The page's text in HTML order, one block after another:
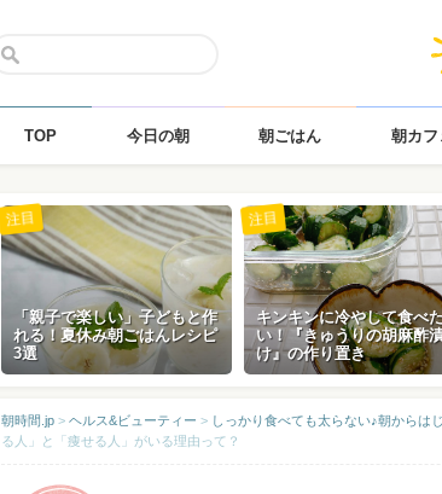
TOP 今日の朝 朝ごはん 朝カフ
「親子で楽しい」子どもと作
れる！夏休み朝ごはんレシピ
3選
注目
キンキンに冷やして食べ
い！『きゅうりの胡麻酢
け』の作り置き
注目
朝時間.jp > ヘルス&ビューティー > しっかり食べても太らない♪朝からは
る人」と「痩せる人」がいる理由って？